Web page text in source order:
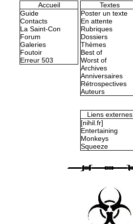
Accueil
Guide
Contacts
La Saint-Con
Forum
Galeries
Foutoir
Erreur 503
Textes
Poster un texte
En attente
Rubriques
Dossiers
Thèmes
Best of
Worst of
Archives
Anniversaires
Rétrospectives
Auteurs
Liens externes
[nihil.fr]
Entertaining
Monkeys
Squeeze